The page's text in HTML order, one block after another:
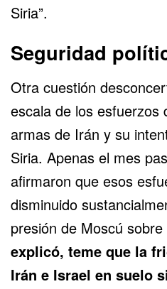
Siria”.
Seguridad
Otra cuestión
escala de los esfuerzos
armas de Irán y su
Siria. Apenas el mes
afirmaron que esos
disminuido
presión de Moscú sobre
explicó, teme que la
Irán e Israel en suelo